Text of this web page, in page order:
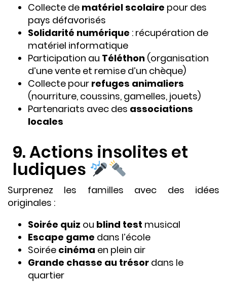
Collecte de matériel scolaire pour des
pays défavorisés
Solidarité numérique : récupération de
matériel informatique
Participation au Téléthon (organisation
d’une vente et remise d’un chèque)
Collecte pour refuges animaliers
(nourriture, coussins, gamelles, jouets)
Partenariats avec des associations
locales
9. Actions insolites et
ludiques
Surprenez les familles avec des idées
originales :
Soirée quiz ou blind test musical
Escape game dans l’école
Soirée cinéma en plein air
Grande chasse au trésor dans le
quartier